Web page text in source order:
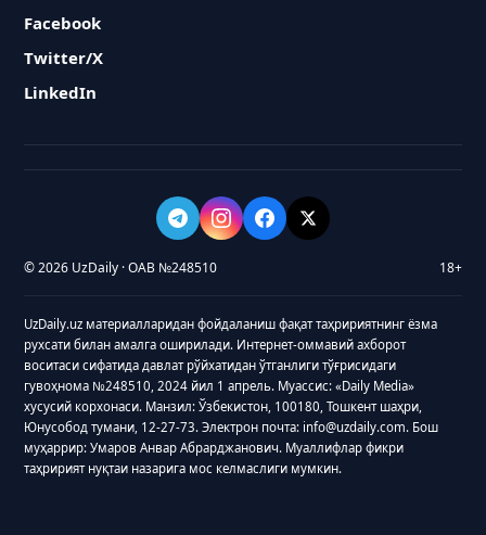
Facebook
Twitter/X
LinkedIn
© 2026 UzDaily · ОАВ №248510 18+
UzDaily.uz материалларидан фойдаланиш фақат таҳририятнинг ёзма
рухсати билан амалга оширилади. Интернет-оммавий ахборот
воситаси сифатида давлат рўйхатидан ўтганлиги тўғрисидаги
гувоҳнома №248510, 2024 йил 1 апрель. Муассис: «Daily Media»
хусусий корхонаси. Манзил: Ўзбекистон, 100180, Тошкент шаҳри,
Юнусобод тумани, 12-27-73. Электрон почта: info@uzdaily.com. Бош
муҳаррир: Умаров Анвар Абрарджанович. Муаллифлар фикри
таҳририят нуқтаи назарига мос келмаслиги мумкин.